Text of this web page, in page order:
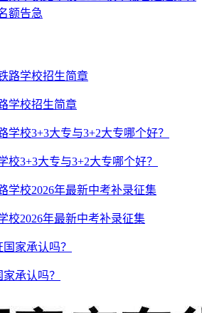
额告急
学校招生简章
校3+3大专与3+2大专哪个好？
校2026年最新中考补录征集
承认吗？